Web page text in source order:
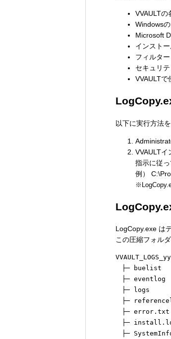
VVAULTの
Windows
Microsoft
インスト
フィルタ
セキュリ
VVAULTで
以下に実行方法
VVAULTイ
指示に従っ
例）
LogCopy.exe は
この圧縮フォル
├─ buelist
├─ eventlog
├─ logs
├─
├─ error.txt
├─ install.log
├─